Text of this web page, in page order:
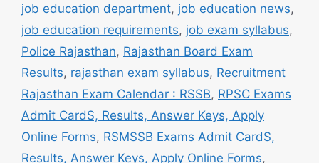
job education department, job education news,
job education requirements, job exam syllabus,
Police Rajasthan, Rajasthan Board Exam
Results, rajasthan exam syllabus, Recruitment
Rajasthan Exam Calendar : RSSB, RPSC Exams
Admit CardS, Results, Answer Keys, Apply
Online Forms, RSMSSB Exams Admit CardS,
Results, Answer Keys, Apply Online Forms,